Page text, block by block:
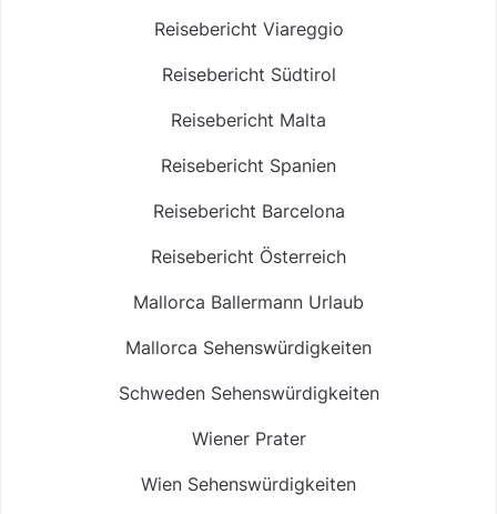
Reisebericht Viareggio
Reisebericht Südtirol
Reisebericht Malta
Reisebericht Spanien
Reisebericht Barcelona
Reisebericht Österreich
Mallorca Ballermann Urlaub
Mallorca Sehenswürdigkeiten
Schweden Sehenswürdigkeiten
Wiener Prater
Wien Sehenswürdigkeiten